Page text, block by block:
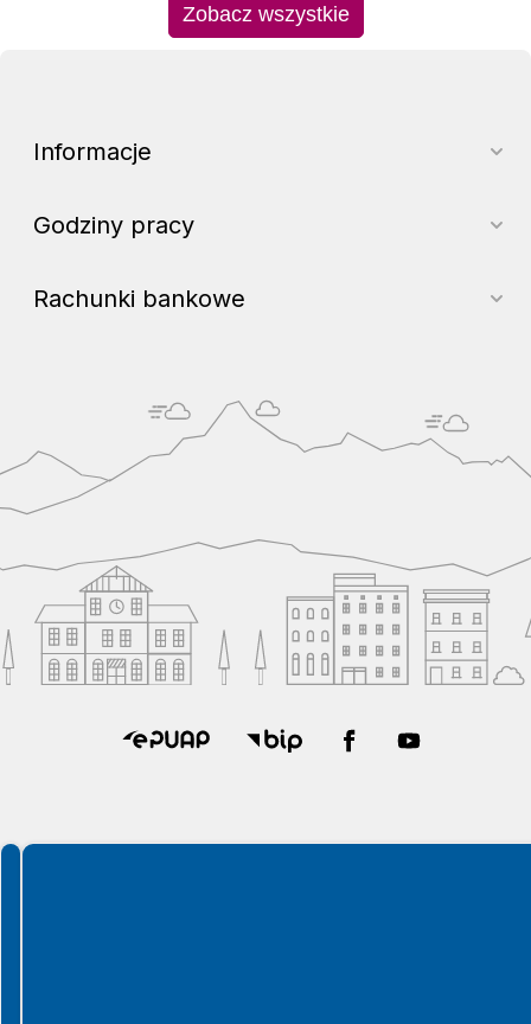
Zobacz wszystkie
Informacje
Godziny pracy
Rachunki bankowe
Spełniamy standardy WCAG 2.2
Spełniamy standardy W3C